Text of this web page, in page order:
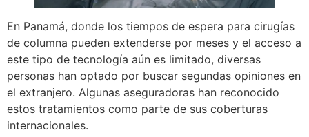
En Panamá, donde los tiempos de espera para cirugías
de columna pueden extenderse por meses y el acceso a
este tipo de tecnología aún es limitado, diversas
personas han optado por buscar segundas opiniones en
el extranjero. Algunas aseguradoras han reconocido
estos tratamientos como parte de sus coberturas
internacionales.